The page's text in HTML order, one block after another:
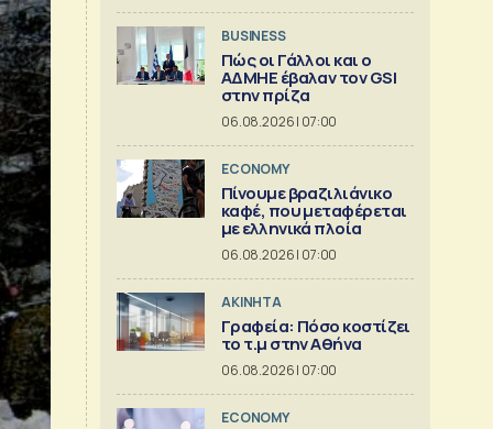
BUSINESS
Πώς οι Γάλλοι και ο
ΑΔΜΗΕ έβαλαν τον GSI
στην πρίζα
06.08.2026 | 07:00
ECONOMY
Πίνουμε βραζιλιάνικο
καφέ, που μεταφέρεται
με ελληνικά πλοία
06.08.2026 | 07:00
ΑΚΙΝΗΤΑ
Γραφεία: Πόσο κοστίζει
το τ.μ στην Αθήνα
06.08.2026 | 07:00
ECONOMY